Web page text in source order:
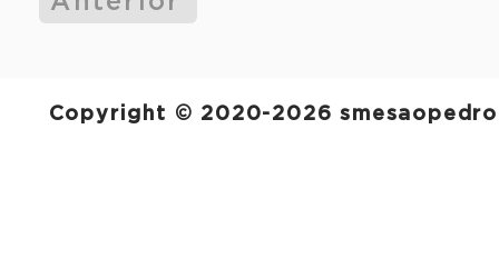
Copyright © 2020-2026